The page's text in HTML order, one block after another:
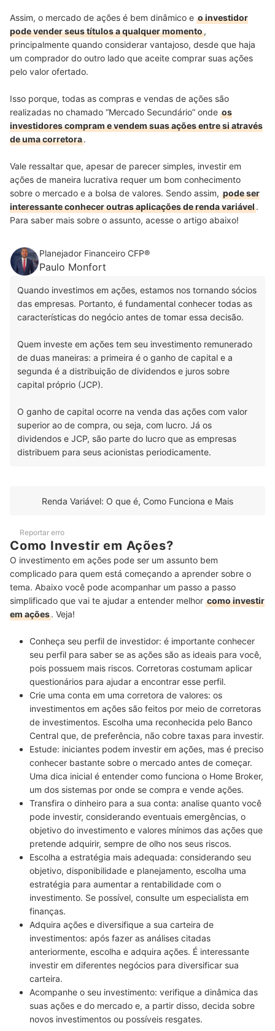
Assim, o mercado de ações é bem dinâmico e o investidor
pode vender seus títulos a qualquer momento,
principalmente quando considerar vantajoso, desde que haja
um comprador do outro lado que aceite comprar suas ações
pelo valor ofertado.
Isso porque, todas as compras e vendas de ações são
realizadas no chamado “Mercado Secundário” onde os
investidores compram e vendem suas ações entre si através
de uma corretora.
Vale ressaltar que, apesar de parecer simples, investir em
ações de maneira lucrativa requer um bom conhecimento
sobre o mercado e a bolsa de valores. Sendo assim, pode ser
interessante conhecer outras aplicações de renda variável.
Para saber mais sobre o assunto, acesse o artigo abaixo!
Planejador Financeiro CFP®
Paulo Monfort
Quando investimos em ações, estamos nos tornando sócios
das empresas. Portanto, é fundamental conhecer todas as
características do negócio antes de tomar essa decisão.
Quem investe em ações tem seu investimento remunerado
de duas maneiras: a primeira é o ganho de capital e a
segunda é a distribuição de dividendos e juros sobre
capital próprio (JCP).
O ganho de capital ocorre na venda das ações com valor
superior ao de compra, ou seja, com lucro. Já os
dividendos e JCP, são parte do lucro que as empresas
distribuem para seus acionistas periodicamente.
Renda Variável: O que é, Como Funciona e Mais
Reportar erro
Como Investir em Ações?
O investimento em ações pode ser um assunto bem
complicado para quem está começando a aprender sobre o
tema. Abaixo você pode acompanhar um passo a passo
simplificado que vai te ajudar a entender melhor como investir
em ações. Veja!
Conheça seu perfil de investidor: é importante conhecer
seu perfil para saber se as ações são as ideais para você,
pois possuem mais riscos. Corretoras costumam aplicar
questionários para ajudar a encontrar esse perfil.
Crie uma conta em uma corretora de valores: os
investimentos em ações são feitos por meio de corretoras
de investimentos. Escolha uma reconhecida pelo Banco
Central que, de preferência, não cobre taxas para investir.
Estude: iniciantes podem investir em ações, mas é preciso
conhecer bastante sobre o mercado antes de começar.
Uma dica inicial é entender como funciona o Home Broker,
um dos sistemas por onde se compra e vende ações.
Transfira o dinheiro para a sua conta: analise quanto você
pode investir, considerando eventuais emergências, o
objetivo do investimento e valores mínimos das ações que
pretende adquirir, sempre de olho nos seus riscos.
Escolha a estratégia mais adequada: considerando seu
objetivo, disponibilidade e planejamento, escolha uma
estratégia para aumentar a rentabilidade com o
investimento. Se possível, consulte um especialista em
finanças.
Adquira ações e diversifique a sua carteira de
investimentos: após fazer as análises citadas
anteriormente, escolha e adquira ações. É interessante
investir em diferentes negócios para diversificar sua
carteira.
Acompanhe o seu investimento: verifique a dinâmica das
suas ações e do mercado e, a partir disso, decida sobre
novos investimentos ou possíveis resgates.